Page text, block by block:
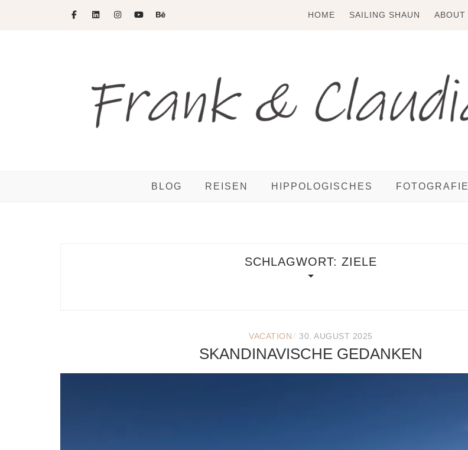
HOME SAILING SHAUN ABOUT
BLOG REISEN HIPPOLOGISCHES FOTOGRAFIE
SCHLAGWORT: ZIELE
VACATION / 30. AUGUST 2025
SKANDINAVISCHE GEDANKEN